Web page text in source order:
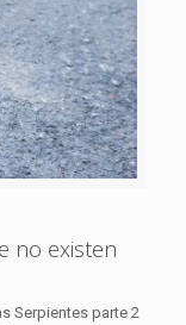
no existen
Serpientes parte 2